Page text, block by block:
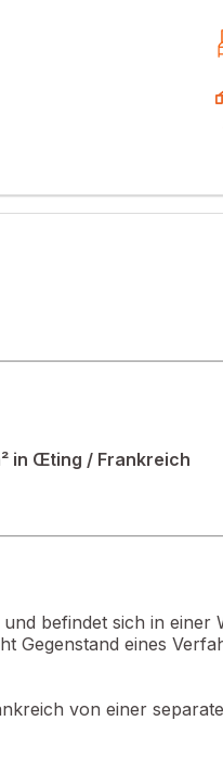
in Œting / Frankreich
Garage und Keller
4-Zimmer-Wohnung mit
und viel Tageslicht
und freiem Blick
und befindet sich in
Gegenstand eines
von einer